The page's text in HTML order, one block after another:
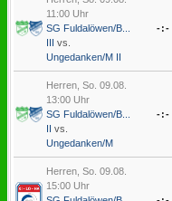
11:00 Uhr
SG Fuldalöwen/B...
vs.
Ungedanken/M II
-:-
Herren, So. 09.08.
13:00 Uhr
SG Fuldalöwen/B...
vs.
Ungedanken/M
-:-
Herren, So. 09.08.
15:00 Uhr